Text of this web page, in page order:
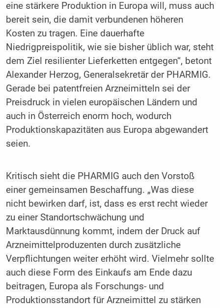
eine stärkere Produktion in Europa will, muss auch
bereit sein, die damit verbundenen höheren
Kosten zu tragen. Eine dauerhafte
Niedrigpreispolitik, wie sie bisher üblich war, steht
dem Ziel resilienter Lieferketten entgegen“, betont
Alexander Herzog, Generalsekretär der PHARMIG.
Gerade bei patentfreien Arzneimitteln sei der
Preisdruck in vielen europäischen Ländern und
auch in Österreich enorm hoch, wodurch
Produktionskapazitäten aus Europa abgewandert
seien.
Kritisch sieht die PHARMIG auch den Vorstoß
einer gemeinsamen Beschaffung. „Was diese
nicht bewirken darf, ist, dass es erst recht wieder
zu einer Standortschwächung und
Marktausdünnung kommt, indem der Druck auf
Arzneimittelproduzenten durch zusätzliche
Verpflichtungen weiter erhöht wird. Vielmehr sollte
auch diese Form des Einkaufs am Ende dazu
beitragen, Europa als Forschungs- und
Produktionsstandort für Arzneimittel zu stärken